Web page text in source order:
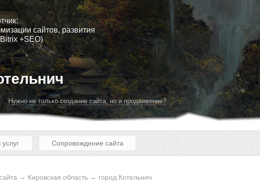
сайтов, развития
+SEO)
Нужно не только создание сайта, но и продвижение?
Сопровождение сайта
→ Кировская область → город Котельнич